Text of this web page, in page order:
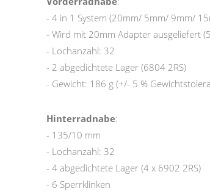
- 4 in 1 System (20mm/ 5mm/ 9mm/
- Wird mit 20mm Adapter ausgeliefert
- Lochanzahl: 32
- 2 abgedichtete Lager (6804 2RS)
- Gewicht: 186 g (+/- 5 %
Hinterradnabe:
- 135/10 mm
- Lochanzahl: 32
- 4 abgedichtete Lager (4 x 6902 2RS)
- 6 Sperrklinken